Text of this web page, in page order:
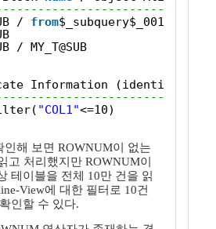
/ from$_subquery$_001@MAIN
/ MY_T@SUB
Information (identified
"COL1"<=10)
인해 보면 ROWNUM이 없는
고 처리했지만 ROWNUM이
테이블을 전체 10만 건을 읽
View에 대한 필터로 10건
인할 수 있다.